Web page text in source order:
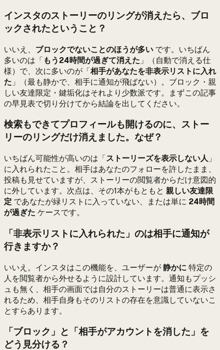
インスタのストーリーのリングが消えたら、ブロ
ックされたということ？
いいえ、 ブロックでないことのほうが多い です。いちばん
多いのは「もう24時間が過ぎて消えた 」（自動で消える仕
様）で、次に多いのが「相手があなたを非表示リストに入れ
た 」（最も静かで、相手に通知が飛ばない）。ブロック・親
しい友達限定・鍵垢化はそれより少数派です。まずこの記事
の早見表で切り分けてから結論を出してください。
検索もできてプロフィールも開けるのに、ストー
リーのリングだけ消えました。なぜ？
いちばん可能性が高いのは「ストーリーズを表示しない人 」
に入れられたこと。相手はあなたのフォローを許したまま、
投稿も見せていますが、ストーリーの閲覧者からだけ意図的
に外しています。次点は、その1本がもともと 親しい友達限
定 であなたが緑リストに入っていない、または単に 24時間
が過ぎた ケースです。
「非表示リストに入れられた」のは相手に通知が
行きますか？
いいえ。インスタはこの機能を、ユーザーが静かに 特定の
人を閲覧者から外せるように設計しています。通知もプッシ
ュも無く、相手の画面では自分のストーリーは普通に表示さ
れるため、相手自身もそのリストの存在を意識していないこ
とすらあります。
「ブロック」と「相手がアカウントを消した」を
どう見分ける？